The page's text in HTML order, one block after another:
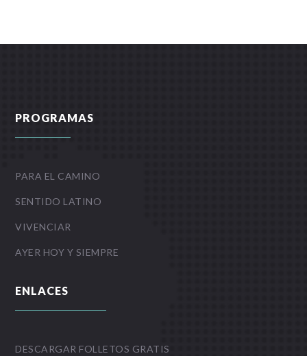
PROGRAMAS
PARA EL CAMINO
SENTIDO LATINO
VIVENCIAR
AYER HOY Y SIEMPRE
ENLACES
DESCARGAR FOLLETOS GRATIS